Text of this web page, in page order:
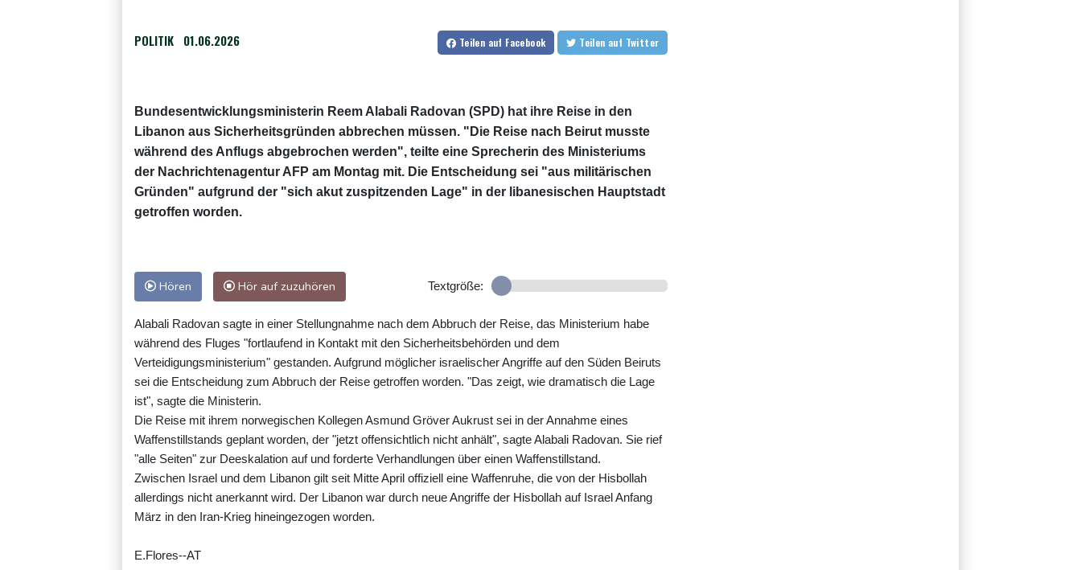
POLITIK 01.06.2026 Teilen auf Facebook Teilen auf Twitter
Bundesentwicklungsministerin Reem Alabali Radovan (SPD) hat ihre Reise in den
Libanon aus Sicherheitsgründen abbrechen müssen. "Die Reise nach Beirut musste
während des Anflugs abgebrochen werden", teilte eine Sprecherin des Ministeriums
der Nachrichtenagentur AFP am Montag mit. Die Entscheidung sei "aus militärischen
Gründen" aufgrund der "sich akut zuspitzenden Lage" in der libanesischen Hauptstadt
getroffen worden.
Hören Hör auf zuzuhören Textgröße:
Alabali Radovan sagte in einer Stellungnahme nach dem Abbruch der Reise, das Ministerium habe
während des Fluges "fortlaufend in Kontakt mit den Sicherheitsbehörden und dem
Verteidigungsministerium" gestanden. Aufgrund möglicher israelischer Angriffe auf den Süden Beiruts
sei die Entscheidung zum Abbruch der Reise getroffen worden. "Das zeigt, wie dramatisch die Lage
ist", sagte die Ministerin.
Die Reise mit ihrem norwegischen Kollegen Asmund Gröver Aukrust sei in der Annahme eines
Waffenstillstands geplant worden, der "jetzt offensichtlich nicht anhält", sagte Alabali Radovan. Sie rief
"alle Seiten" zur Deeskalation auf und forderte Verhandlungen über einen Waffenstillstand.
Zwischen Israel und dem Libanon gilt seit Mitte April offiziell eine Waffenruhe, die von der Hisbollah
allerdings nicht anerkannt wird. Der Libanon war durch neue Angriffe der Hisbollah auf Israel Anfang
März in den Iran-Krieg hineingezogen worden.
E.Flores--AT